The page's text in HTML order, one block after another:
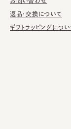
が汚れてしまう前
返品・交換について
ギフトラッピングについ